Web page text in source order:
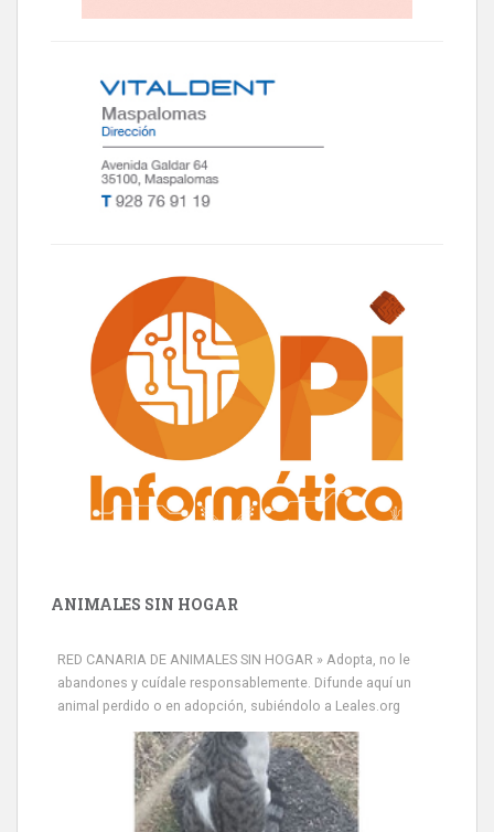
ANIMALES SIN HOGAR
RED CANARIA DE ANIMALES SIN HOGAR » Adopta, no le
abandones y cuídale responsablemente. Difunde aquí un
animal perdido o en adopción, subiéndolo a Leales.org